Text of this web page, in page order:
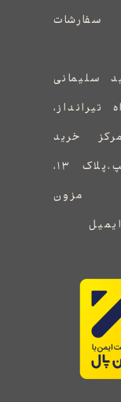
سلیمانی
تیرانداز،
خرید
روتانو،همکف راه رو سمت چپ،پلاک ۱۳،